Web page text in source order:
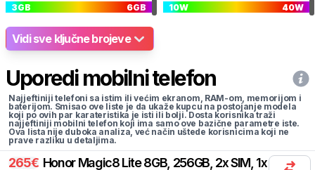
3GB 6GB
10W 40W
Vidi sve ključne brojeve
Uporedi mobilni telefon
Najjeftiniji telefoni sa istim ili većim ekranom, RAM-om, memorijom i
baterijom. Smisao ove liste je da ukaže kupcu na postojanje modela
koji po ovih par karateristika je isti ili bolji. Dosta korisnika traži
najjeftiniji mobilni telefon koji ima samo ove bazične parametre iste.
Ova lista nije duboka analiza, već način uštede korisnicima koji ne
prave razliku u detaljima.
265€ Honor Magic8 Lite 8GB, 256GB, 2x SIM, 1x eSIM